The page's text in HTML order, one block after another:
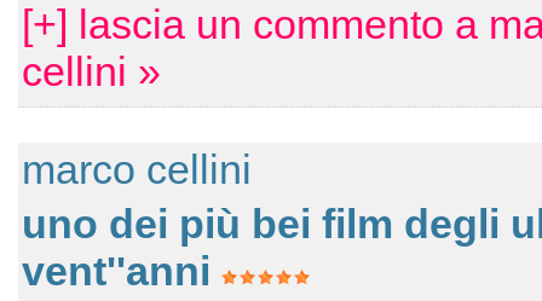
[+] lascia un commento a
cellini »
marco cellini
uno dei più bei film degli
vent''anni